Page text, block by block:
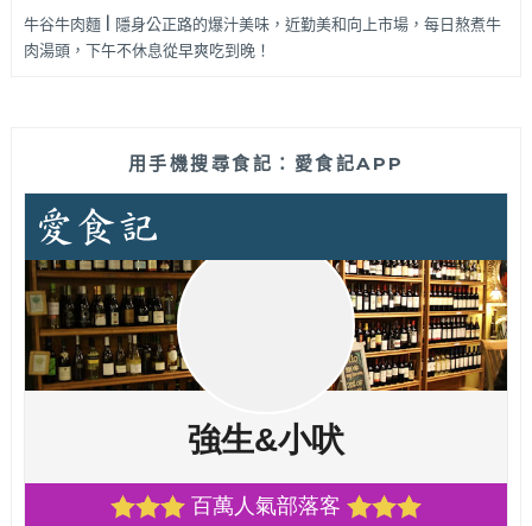
牛谷牛肉麵 | 隱身公正路的爆汁美味，近勤美和向上市場，每日熬煮牛
肉湯頭，下午不休息從早爽吃到晚！
用手機搜尋食記：愛食記APP